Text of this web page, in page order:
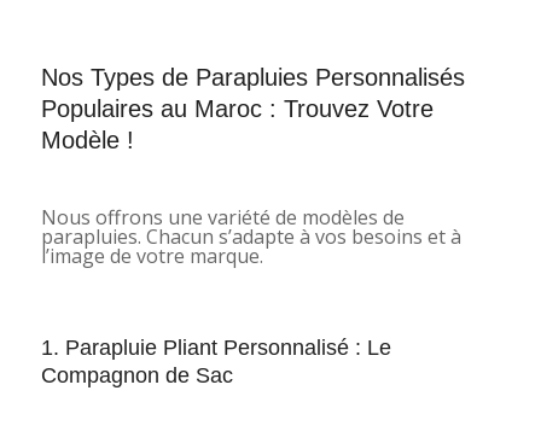
Nos Types de Parapluies Personnalisés
Populaires au Maroc : Trouvez Votre
Modèle !
Nous offrons une variété de modèles de
parapluies. Chacun s’adapte à vos besoins et à
l’image de votre marque.
1. Parapluie Pliant Personnalisé : Le
Compagnon de Sac